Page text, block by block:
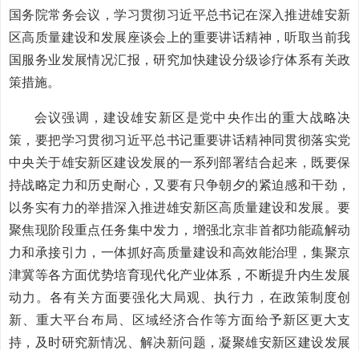
国务院常务会议，学习贯彻习近平总书记在深入推进雄安新
区高质量建设和发展座谈会上的重要讲话精神，听取当前我
国服务业发展情况汇报，研究加快建设分级诊疗体系有关政
策措施。
会议强调，建设雄安新区是党中央作出的重大战略决
策，要把学习贯彻习近平总书记重要讲话精神同贯彻落实党
中央关于雄安新区建设发展的一系列部署结合起来，既要保
持战略定力和历史耐心，又要有只争朝夕的紧迫感和干劲，
以务实有力的举措深入推进雄安新区高质量建设和发展。要
聚焦现阶段重点任务集中发力，增强北京非首都功能疏解动
力和承接引力，一体抓好高质量建设和高效能治理，集聚京
津冀等各方面优势培育现代化产业体系，不断提升内生发展
动力。各有关方面要强化大局观、执行力，在政策制度创
新、重大平台布局、区域经济合作等方面给予新区更大支
持，及时研究新情况、解决新问题，凝聚雄安新区建设发展